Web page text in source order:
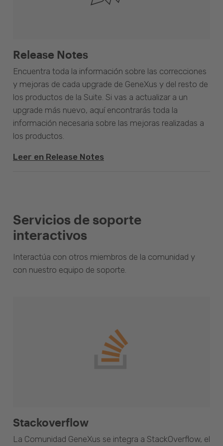
Release Notes
Encuentra toda la información sobre las correcciones
y mejoras de cada upgrade de GeneXus y del resto de
los productos de la Suite. Si vas a actualizar a un
upgrade más nuevo, aquí encontrarás toda la
información necesaria sobre las mejoras realizadas a
los productos.
Leer en Release Notes
Servicios de soporte
interactivos
Interactúa con otros miembros de la comunidad y
con nuestro equipo de soporte.
Stackoverflow
La Comunidad GeneXus se integra a StackOverflow, el